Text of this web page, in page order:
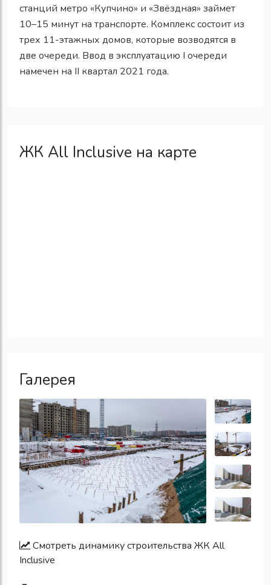
станций метро «Купчино» и «Звёздная» займет
10–15 минут на транспорте. Комплекс состоит из
трех 11-этажных домов, которые возводятся в
две очереди. Ввод в эксплуатацию I очереди
намечен на II квартал 2021 года.
ЖК All Inclusive на карте
Галерея
Смотреть динамику строительства ЖК All
Inclusive